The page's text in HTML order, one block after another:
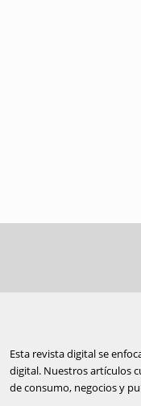
Esta revista digital se
digital. Nuestros artículos
de consumo, negocios y